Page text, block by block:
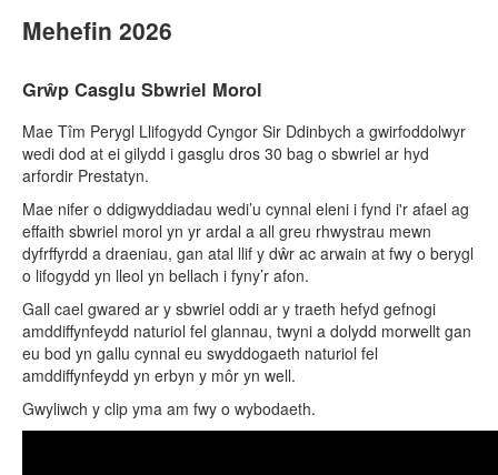
Mehefin 2026
Grŵp Casglu Sbwriel Morol
Mae Tîm Perygl Llifogydd Cyngor Sir Ddinbych a gwirfoddolwyr
wedi dod at ei gilydd i gasglu dros 30 bag o sbwriel ar hyd
arfordir Prestatyn.
Mae nifer o ddigwyddiadau wedi’u cynnal eleni i fynd i'r afael ag
effaith sbwriel morol yn yr ardal a all greu rhwystrau mewn
dyfrffyrdd a draeniau, gan atal llif y dŵr ac arwain at fwy o berygl
o lifogydd yn lleol yn bellach i fyny’r afon.
Gall cael gwared ar y sbwriel oddi ar y traeth hefyd gefnogi
amddiffynfeydd naturiol fel glannau, twyni a dolydd morwellt gan
eu bod yn gallu cynnal eu swyddogaeth naturiol fel
amddiffynfeydd yn erbyn y môr yn well.
Gwyliwch y clip yma am fwy o wybodaeth.